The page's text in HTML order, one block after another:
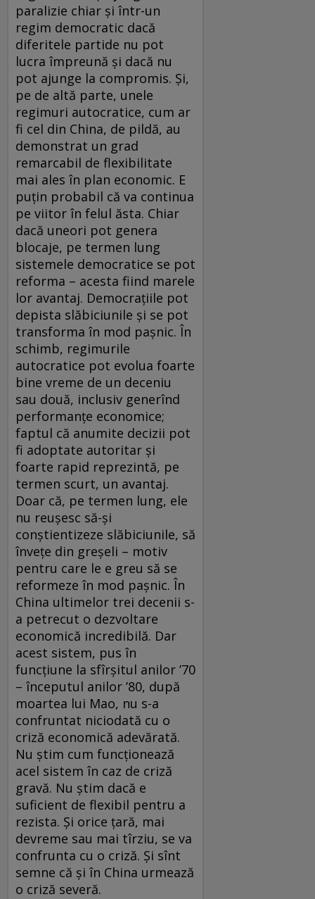
paralizie chiar și într-un
regim democratic dacă
diferitele partide nu pot
lucra împreună și dacă nu
pot ajunge la compromis. Și,
pe de altă parte, unele
regimuri autocratice, cum ar
fi cel din China, de pildă, au
demonstrat un grad
remarcabil de flexibilitate
mai ales în plan economic. E
puțin probabil că va continua
pe viitor în felul ăsta. Chiar
dacă uneori pot genera
blocaje, pe termen lung
sistemele democratice se pot
reforma – acesta fiind marele
lor avantaj. Democrațiile pot
depista slăbiciunile și se pot
transforma în mod pașnic. În
schimb, regimurile
autocratice pot evolua foarte
bine vreme de un deceniu
sau două, inclusiv generînd
performanțe economice;
faptul că anumite decizii pot
fi adoptate autoritar și
foarte rapid reprezintă, pe
termen scurt, un avantaj.
Doar că, pe termen lung, ele
nu reușesc să-și
conștientizeze slăbiciunile, să
învețe din greșeli – motiv
pentru care le e greu să se
reformeze în mod pașnic. În
China ultimelor trei decenii s-
a petrecut o dezvoltare
economică incredibilă. Dar
acest sistem, pus în
funcțiune la sfîrșitul anilor ’70
– începutul anilor ’80, după
moartea lui Mao, nu s-a
confruntat niciodată cu o
criză economică adevărată.
Nu știm cum funcționează
acel sistem în caz de criză
gravă. Nu știm dacă e
suficient de flexibil pentru a
rezista. Și orice țară, mai
devreme sau mai tîrziu, se va
confrunta cu o criză. Și sînt
semne că și în China urmează
o criză severă.